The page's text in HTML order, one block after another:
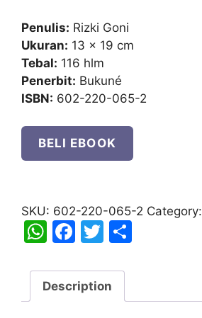
Penulis: Rizki Goni
Ukuran: 13 x 19 cm
Tebal: 116 hlm
Penerbit: Bukuné
ISBN: 602-220-065-2
BELI EBOOK
Kartun
Goni
quantity
SKU: 602-220-065-2 Category:
W
at
s
F
c
e
T
itt
er e
Description